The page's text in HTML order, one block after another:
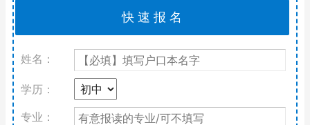
姓名：
学历：
专业：